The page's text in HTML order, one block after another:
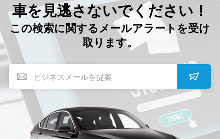
車を見逃さないでください！
この検索に関するメールアラートを受け
取ります。